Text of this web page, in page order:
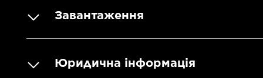
Завантаження
Юридична інформація